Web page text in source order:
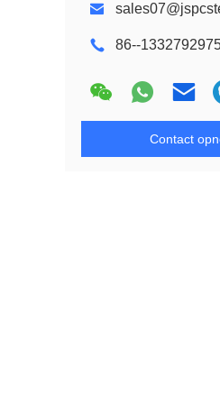
86--
Contact